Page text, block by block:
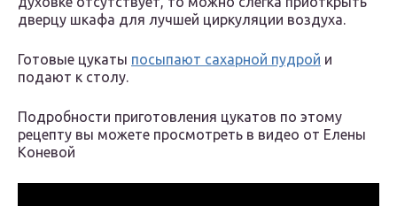
дверцу шкафа для лучшей циркуляции воздуха.
Готовые цукаты посыпают сахарной пудрой и
подают к столу.
Подробности приготовления цукатов по этому
рецепту вы можете просмотреть в видео от Елены
Коневой